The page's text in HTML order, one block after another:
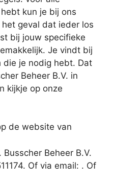
kun je bij ons
geval dat ieder los
bij jouw specifieke
Je vindt bij
je nodig hebt. Dat
Beheer B.V. in
kijkje op onze
de website van
Beheer B.V.
Of via email: . Of